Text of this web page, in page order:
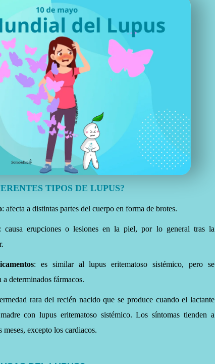
TIPOS DE LUPUS?
: afecta a distintas partes del cuerpo en forma de brotes.
causa erupciones o lesiones en la piel, por lo general tras la
: es similar al lupus eritematoso sistémico, pero se
a determinados fármacos.
rara del recién nacido que se produce cuando el lactante
con lupus eritematoso sistémico. Los síntomas tienden a
meses, excepto los cardiacos.